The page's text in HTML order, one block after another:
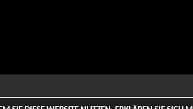
Magazine. All Rights Reserved. | Based on